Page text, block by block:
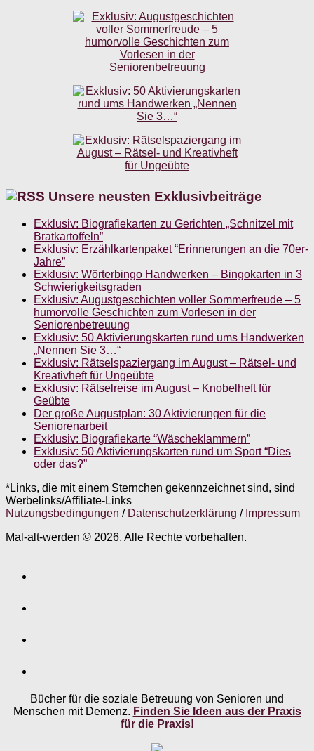
Unsere neusten Exklusivbeiträge
Exklusiv: Biografiekarten zu Gerichten „Schnitzel mit
Bratkartoffeln”
Exklusiv: Erzählkartenpaket “Erinnerungen an die 70er-
Jahre”
Exklusiv: Wörterbingo Handwerken – Bingokarten in 3
Schwierigkeitsgraden
Exklusiv: Augustgeschichten voller Sommerfreude – 5
humorvolle Geschichten zum Vorlesen in der
Seniorenbetreuung
Exklusiv: 50 Aktivierungskarten rund ums Handwerken
„Nennen Sie 3…“
Exklusiv: Rätselspaziergang im August – Rätsel- und
Kreativheft für Ungeübte
Exklusiv: Rätselreise im August – Knobelheft für
Geübte
Der große Augustplan: 30 Aktivierungen für die
Seniorenarbeit
Exklusiv: Biografiekarte “Wäscheklammern”
Exklusiv: 50 Aktivierungskarten rund um Sport “Dies
oder das?”
*Links, die mit einem Sternchen gekennzeichnet sind, sind
Werbelinks/Affiliate-Links
Nutzungsbedingungen / Datenschutzerklärung / Impressum
Mal-alt-werden © 2026. Alle Rechte vorbehalten.
Bücher für die soziale Betreuung von Senioren und
Menschen mit Demenz. Finden Sie Ideen aus der Praxis
für die Praxis!